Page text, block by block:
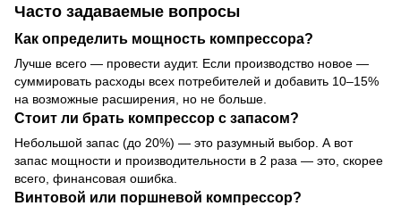
Часто задаваемые вопросы
Как определить мощность компрессора?
Лучше всего — провести аудит. Если производство новое —
суммировать расходы всех потребителей и добавить 10–15%
на возможные расширения, но не больше.
Стоит ли брать компрессор с запасом?
Небольшой запас (до 20%) — это разумный выбор. А вот
запас мощности и производительности в 2 раза — это, скорее
всего, финансовая ошибка.
Винтовой или поршневой компрессор?